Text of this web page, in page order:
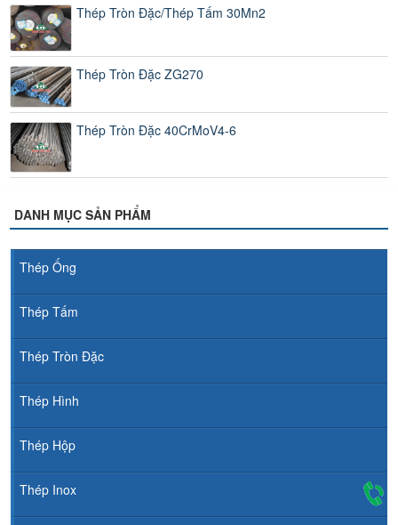
Thép Tròn Đặc/Thép Tấm 30Mn2
Thép Tròn Đặc ZG270
Thép Tròn Đặc 40CrMoV4-6
DANH MỤC SẢN PHẨM
Thép Ống
Thép Tấm
Thép Tròn Đặc
Thép Hình
Thép Hộp
Thép Inox